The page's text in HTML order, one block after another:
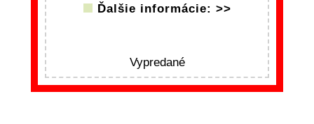
Ďalšie informácie: >>
Vypredané